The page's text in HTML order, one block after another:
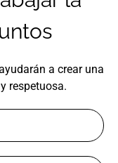
a crear una
respetuosa.